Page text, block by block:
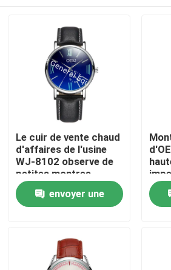
Maison
Au sujet de nous
Le cuir de vente chaud
d'affaires de l'usine
WJ-8102 observe de
petites montres-
bracelet
imperméables
d'hommes d'OEM
envoyer une